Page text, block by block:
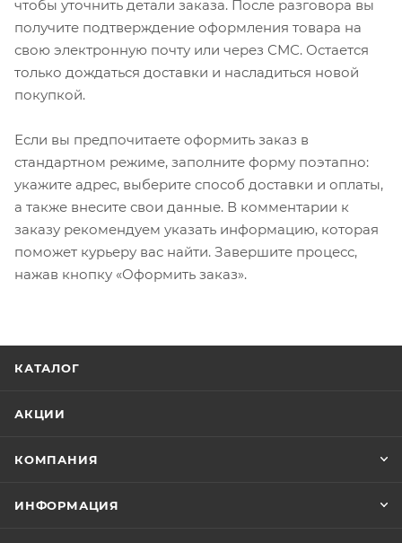
чтобы уточнить детали заказа. После разговора вы
получите подтверждение оформления товара на
свою электронную почту или через СМС. Остается
только дождаться доставки и насладиться новой
покупкой.
Если вы предпочитаете оформить заказ в
стандартном режиме, заполните форму поэтапно:
укажите адрес, выберите способ доставки и оплаты,
а также внесите свои данные. В комментарии к
заказу рекомендуем указать информацию, которая
поможет курьеру вас найти. Завершите процесс,
нажав кнопку «Оформить заказ».
КАТАЛОГ
АКЦИИ
КОМПАНИЯ
ИНФОРМАЦИЯ